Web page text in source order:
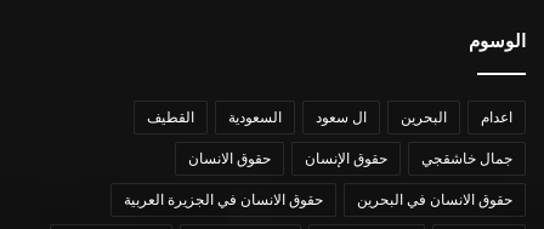
الوسوم
اعدام البحرين ال سعود السعودية القطيف
جمال خاشقجي حقوق الإنسان حقوق الانسان
حقوق الانسان في البحرين حقوق الانسان في الجزيرة العربية